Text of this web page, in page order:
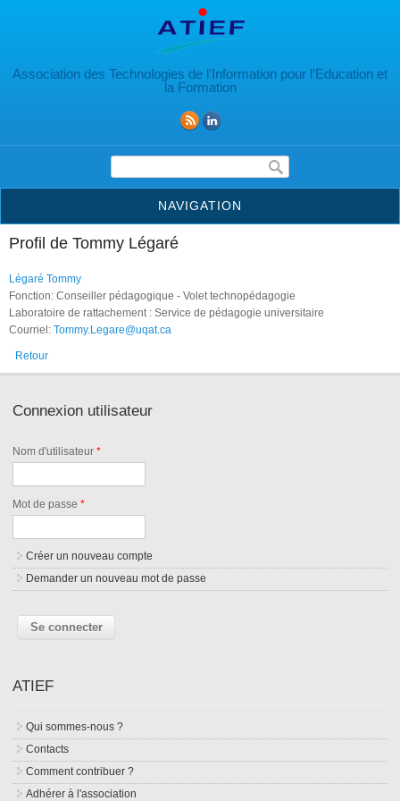
Association des Technologies de l’Information pour l’Education et
la Formation
Formulaire de recherche
NAVIGATION
Profil de Tommy Légaré
Légaré Tommy
Fonction: Conseiller pédagogique - Volet technopédagogie
Laboratoire de rattachement : Service de pédagogie universitaire
Courriel: Tommy.Legare@uqat.ca
Retour
Connexion utilisateur
Nom d'utilisateur*
Mot de passe*
Créer un nouveau compte
Demander un nouveau mot de passe
ATIEF
Qui sommes-nous ?
Contacts
Comment contribuer ?
Adhérer à l'association